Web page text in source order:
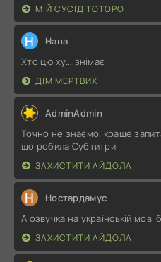
МІЙ СУСІД ТОТОРО
Н Нана
Хто цю ху....знімає
ДІМ МЕРТВИХ
AdminAdmin
Точно не знаємо, краще
що робила Субтитри
ЗАХИСТИТИ АЙДОЛА
Н Ностардамус
А озвучка на українській мові
ЗАХИСТИТИ АЙДОЛА